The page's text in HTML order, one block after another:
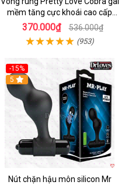
mềm tăng cực khoái cao cấp
chính hãng
370.000₫ 536.000₫
(953)
-15%
Hot
5
Nút chặn hậu môn silicon Mr